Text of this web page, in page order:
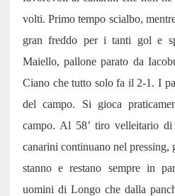
volti. Primo tempo scialbo,
gran freddo per i tanti gol e
Maiello, pallone parato da
Ciano che tutto solo fa il 2-1. I
del campo. Si gioca
campo. Al 58’ tiro velleitario
canarini continuano nel
stanno e restano sempre in
uomini di Longo che dalla